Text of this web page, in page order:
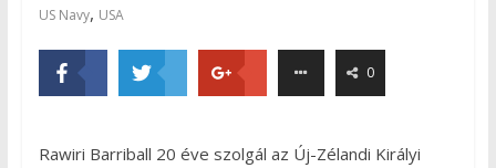
US Navy, USA
0
Rawiri Barriball 20 éve szolgál az Új-Zélandi Királyi